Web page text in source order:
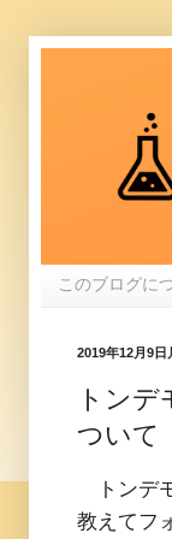
このブログに
2019年12月9日
トン
ついて
トンデ
教えてフ